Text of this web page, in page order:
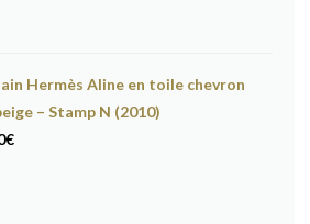
Hermès Aline en toile chevron
– Stamp N (2010)
€